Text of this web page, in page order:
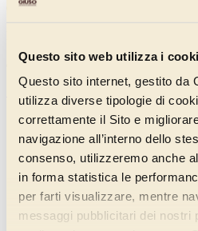
Questo sito web utilizza i
Questo sito internet, gestito da
utilizza diverse tipologie di
correttamente il Sito e
navigazione all’interno dello
consenso, utilizzeremo anche
in forma statistica le
per farti visualizzare, mentre
messaggi pubblicitari dei nostri
01194225
"100% Pistacchio Verde Bronte
dal gusto e dall’aroma inconfondibili
Scopri di più